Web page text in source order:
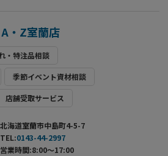
・Z室蘭店
・特注品相談
季節イベント資材相談
店舗受取サービス
北海道室蘭市中島町4-5-7
TEL:0143-44-2997
営業時間:8:00～17:00